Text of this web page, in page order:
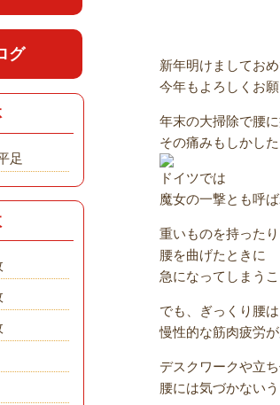
新年明けましてお
今年もよろしくお
年末の大掃除で腰に
その痛みもしかし
ドイツでは
魔女の一撃とも呼
重いものを持ったり
腰を曲げたときに
急になってしまう
でも、ぎっくり腰は
慢性的な筋肉疲労
デスクワークや立
腰には気づかない
グ
足